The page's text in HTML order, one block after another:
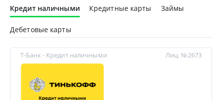
Кредит наличными Кредитные карты Займы
Дебетовые карты
Т-Банк - Кредит наличными Лиц. №2673